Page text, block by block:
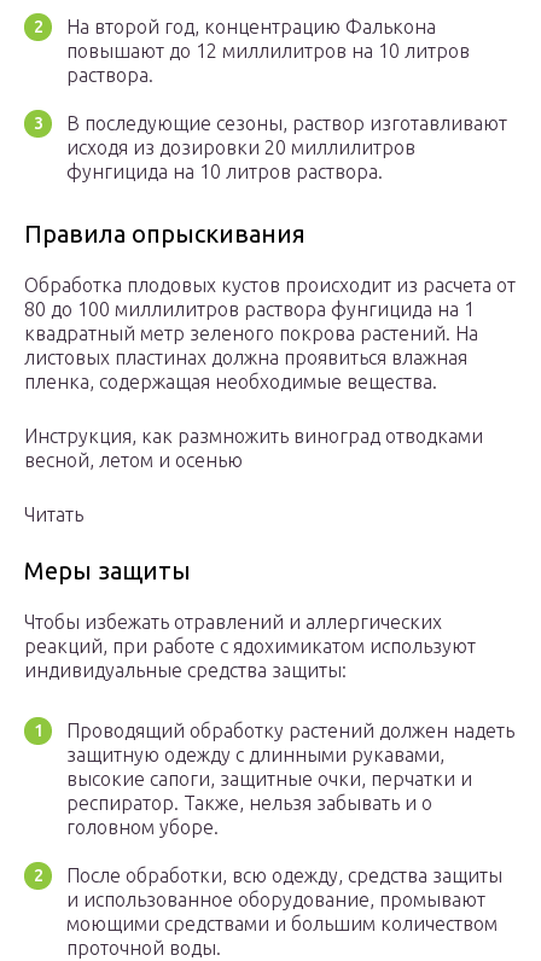
На второй год, концентрацию Фалькона
повышают до 12 миллилитров на 10 литров
раствора.
В последующие сезоны, раствор изготавливают
исходя из дозировки 20 миллилитров
фунгицида на 10 литров раствора.
Правила опрыскивания
Обработка плодовых кустов происходит из расчета от
80 до 100 миллилитров раствора фунгицида на 1
квадратный метр зеленого покрова растений. На
листовых пластинах должна проявиться влажная
пленка, содержащая необходимые вещества.
Инструкция, как размножить виноград отводками
весной, летом и осенью
Читать
Меры защиты
Чтобы избежать отравлений и аллергических
реакций, при работе с ядохимикатом используют
индивидуальные средства защиты:
Проводящий обработку растений должен надеть
защитную одежду с длинными рукавами,
высокие сапоги, защитные очки, перчатки и
респиратор. Также, нельзя забывать и о
головном уборе.
После обработки, всю одежду, средства защиты
и использованное оборудование, промывают
моющими средствами и большим количеством
проточной воды.